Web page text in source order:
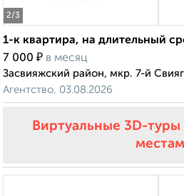
2/3
1-к квартира, на длительный
7 000 ₽ в месяц
Засвияжский район, мкр. 7-й
Агентство, 03.08.2026
Виртуальные 3D-
местам